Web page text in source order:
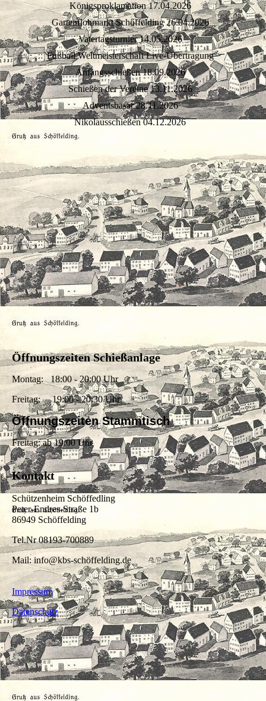
Königsproklamation 17.04.2026
Gartenflohmarkt Schöffelding 26.04.2026
Vatertagsturnier 14.05.2026
Fußball Weltmeisterschaft Live-Übertragung
Anfangsschießen 18.09.2026
Schießen der Vereine 13.11.2026
Adventsbasar 28.11.2026
Nikolausschießen 04.12.2026
Öffnungszeiten Schießanlage
Montag: 18:00 - 20:00 Uhr
Freitag: 19:00 - 20:30 Uhr
Öffnungszeiten Stammtisch
Freitag: ab 19:00 Uhr
Kontakt
Schützenheim Schöffedling
Peter-Endres-Straße 1b
86949 Schöffelding
Tel.Nr 08193-700889
Mail: info@kbs-schöffelding.de
Impressum
Datenschutz